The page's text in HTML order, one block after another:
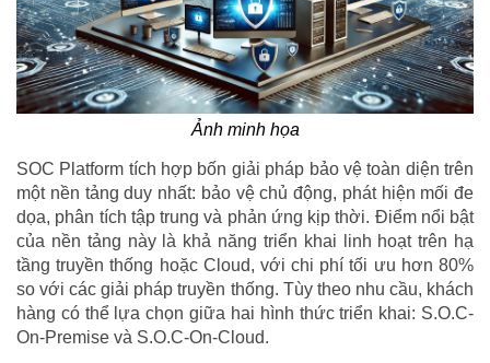
Ảnh minh họa
SOC Platform tích hợp bốn giải pháp bảo vệ toàn diện trên
một nền tảng duy nhất: bảo vệ chủ động, phát hiện mối đe
dọa, phân tích tập trung và phản ứng kịp thời. Điểm nổi bật
của nền tảng này là khả năng triển khai linh hoạt trên hạ
tầng truyền thống hoặc Cloud, với chi phí tối ưu hơn 80%
so với các giải pháp truyền thống. Tùy theo nhu cầu, khách
hàng có thể lựa chọn giữa hai hình thức triển khai: S.O.C-
On-Premise và S.O.C-On-Cloud.